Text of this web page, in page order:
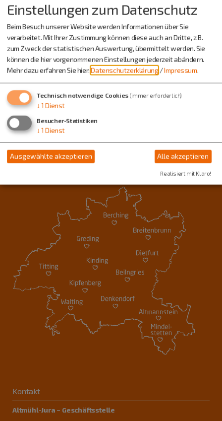
Ich habe dieDatenschutzerklärung gelesenund bin
damit einverstanden.*
Absenden
*) Pflichtfeld
Eine Kopie dieser E-Mail wird an Ihre Adresse verschickt.
Kontakt
Altmühl-Jura – Geschäftsstelle
Einstellungen zum Datenschutz
Beim Besuch unserer Website werden Informationen über Sie
verarbeitet. Mit Ihrer Zustimmung können diese auch an Dritte, z.B.
zum Zweck der statistischen Auswertung, übermittelt werden. Sie
können die hier vorgenommenen Einstellungen jederzeit abändern.
Mehr dazu erfahren Sie hier:Datenschutzerklärung /Impressum.
Technisch notwendige Cookies (immer erforderlich)
↓ 1 Dienst
Besucher-Statistiken
↓ 1 Dienst
Ausgewählte akzeptieren Alle akzeptieren
Realisiert mit Klaro!